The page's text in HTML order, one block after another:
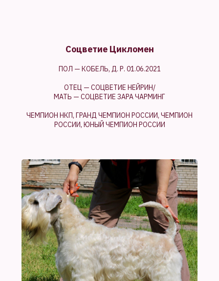
Соцветие Цикломен
ПОЛ — КОБЕЛЬ, Д. Р. 01.06.2021
ОТЕЦ — СОЦВЕТИЕ НЕЙРИН/
МАТЬ — СОЦВЕТИЕ ЗАРА ЧАРМИНГ
ЧЕМПИОН НКП, ГРАНД ЧЕМПИОН РОССИИ, ЧЕМПИОН
РОССИИ, ЮНЫЙ ЧЕМПИОН РОССИИ